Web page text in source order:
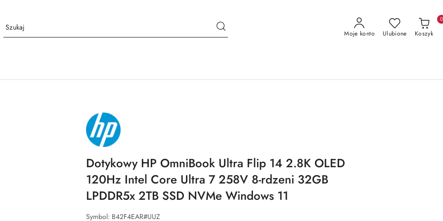
Moje konto Ulubione Koszyk
0
NAZWA
PRODUCENTA:
HP
Dotykowy HP OmniBook Ultra Flip 14 2.8K OLED
120Hz Intel Core Ultra 7 258V 8-rdzeni 32GB
LPDDR5x 2TB SSD NVMe Windows 11
Symbol: B42F4EAR#UUZ